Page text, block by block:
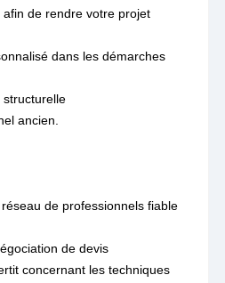
de rendre votre projet
dans les démarches
structurelle
ancien.
de professionnels fiable
de devis
concernant les techniques